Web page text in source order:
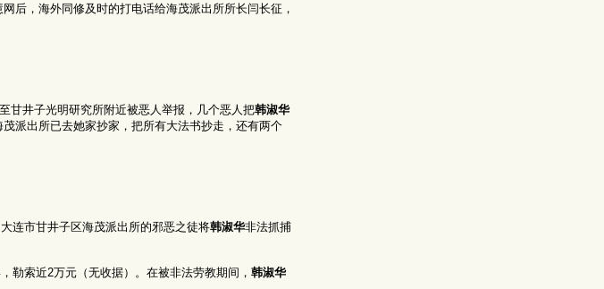
后，海外同修及时的打电话给海茂派出所所长闫长征，
甘井子光明研究所附近被恶人举报，几个恶人把韩淑华
派出所已去她家抄家，把所有大法书抄走，还有两个
连市甘井子区海茂派出所的邪恶之徒将韩淑华非法抓捕
勒索近2万元（无收据）。在被非法劳教期间， 韩淑华